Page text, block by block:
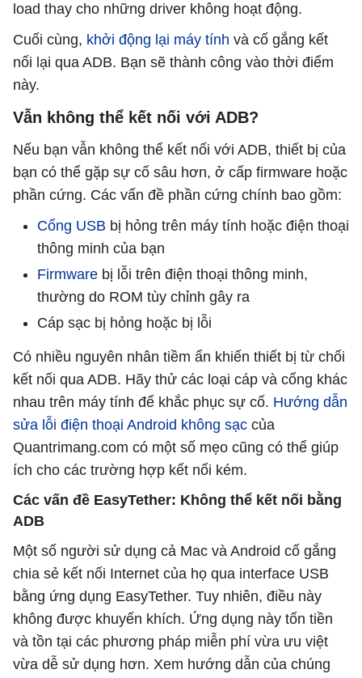
load thay cho những driver không hoạt động.
Cuối cùng, khởi động lại máy tính và cố gắng kết
nối lại qua ADB. Bạn sẽ thành công vào thời điểm
này.
Vẫn không thể kết nối với ADB?
Nếu bạn vẫn không thể kết nối với ADB, thiết bị của
bạn có thể gặp sự cố sâu hơn, ở cấp firmware hoặc
phần cứng. Các vấn đề phần cứng chính bao gồm:
Cổng USB bị hỏng trên máy tính hoặc điện thoại
thông minh của bạn
Firmware bị lỗi trên điện thoại thông minh,
thường do ROM tùy chỉnh gây ra
Cáp sạc bị hỏng hoặc bị lỗi
Có nhiều nguyên nhân tiềm ẩn khiến thiết bị từ chối
kết nối qua ADB. Hãy thử các loại cáp và cổng khác
nhau trên máy tính để khắc phục sự cố. Hướng dẫn
sửa lỗi điện thoại Android không sạc của
Quantrimang.com có một số mẹo cũng có thể giúp
ích cho các trường hợp kết nối kém.
Các vấn đề EasyTether: Không thể kết nối bằng
ADB
Một số người sử dụng cả Mac và Android cố gắng
chia sẻ kết nối Internet của họ qua interface USB
bằng ứng dụng EasyTether. Tuy nhiên, điều này
không được khuyến khích. Ứng dụng này tốn tiền
và tồn tại các phương pháp miễn phí vừa ưu việt
vừa dễ sử dụng hơn. Xem hướng dẫn của chúng